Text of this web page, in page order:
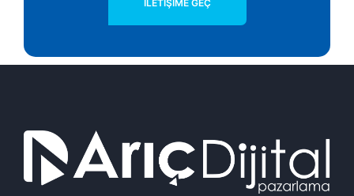
İLETIŞIME GEÇ